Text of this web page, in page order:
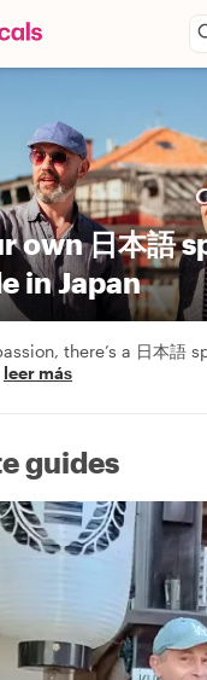
own 日本語
in Japan
there’s a 日本語
leer más
guides